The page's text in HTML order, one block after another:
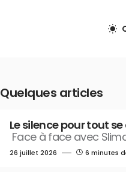
Quelques articles
Le silence pour tout se
Face à face avec
26 juillet 2026 6 minutes